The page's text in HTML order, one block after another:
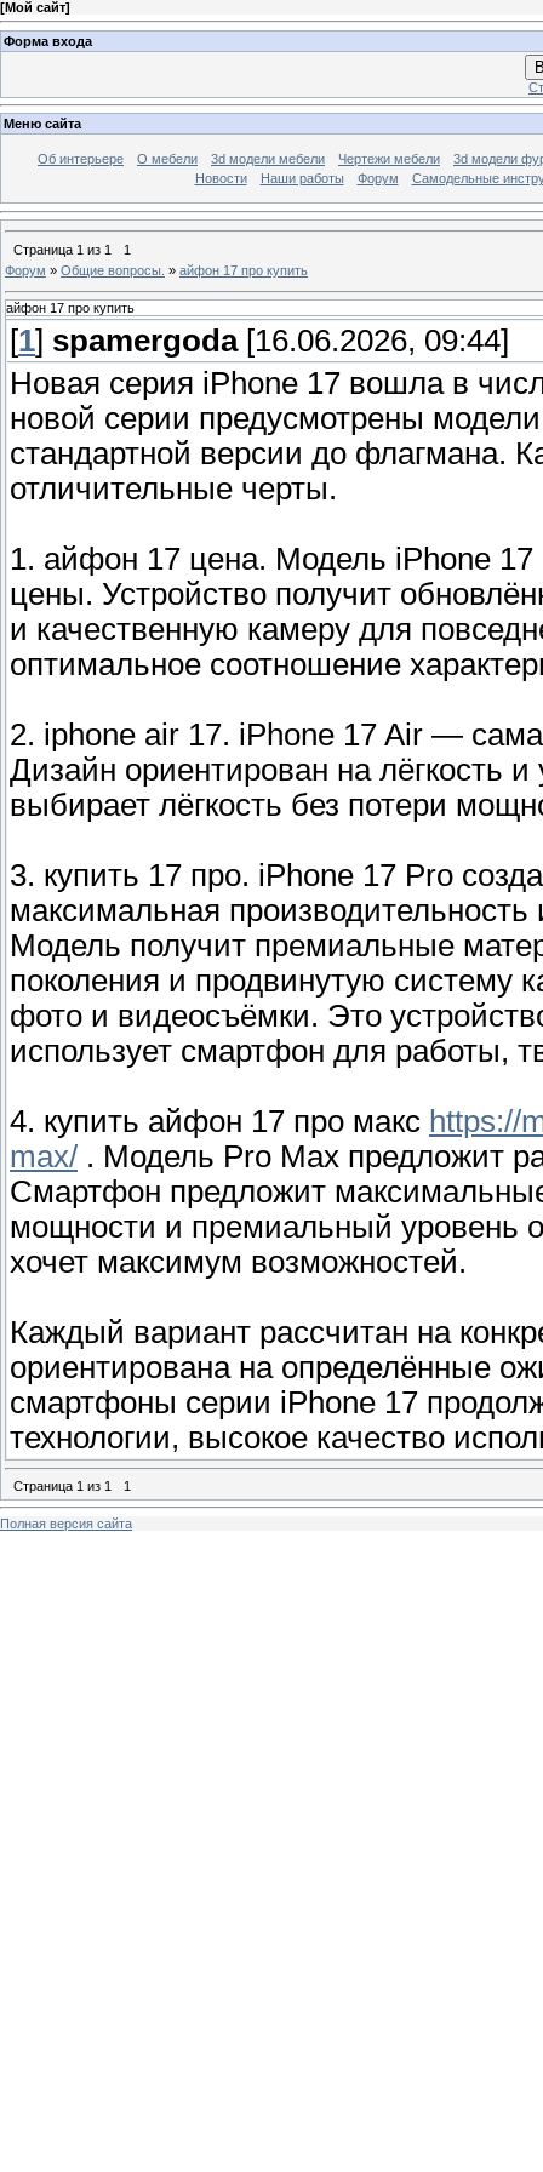
[Мой сайт]
Форма входа
Меню сайта
Об интерьере О мебели 3d модели мебели Чертежи мебели
3d модели
Новости
Наши работы Форум Самодельные
Страница 1 из 1
1
Форум » Общие вопросы. » айфон 17 про купить
айфон 17 про купить
[1] spamergoda[16.06.2026, 09:44]
Новая серия iPhone 17 вошла в
новой серии предусмотрены
стандартной версии до флагмана.
отличительные черты.
1. айфон 17 цена. Модель iPhone 17
цены. Устройство получит
и качественную камеру для
оптимальное соотношение
2. iphone air 17. iPhone 17 Air —
Дизайн ориентирован на лёгкость
выбирает лёгкость без потери
3. купить 17 про. iPhone 17 Pro
максимальная
Модель получит премиальные
поколения и продвинутую
фото и видеосъёмки. Это
использует смартфон для работы,
4. купить айфон 17 про макс https://
max/ . Модель Pro Max предложит
Смартфон предложит
мощности и премиальный уровень
хочет максимум возможностей.
Каждый вариант рассчитан на
ориентирована на определённые
смартфоны серии iPhone 17
технологии, высокое качество
Страница 1 из 1 1
Полная версия сайта